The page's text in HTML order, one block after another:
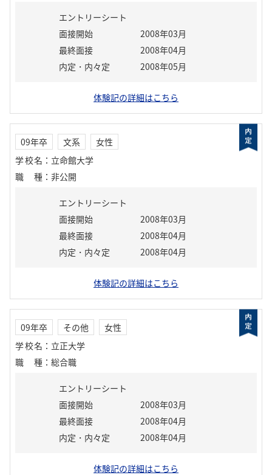
エントリーシート
面接開始
2008年03月
最終面接
2008年04月
内定・内々定
2008年05月
体験記の詳細はこちら
09年卒 文系
女性
学校名 ： 立命館大学
職種 ： 非公開
エントリーシート
面接開始
2008年03月
最終面接
2008年04月
内定・内々定
2008年04月
体験記の詳細はこちら
09年卒 その他
女性
学校名 ： 立正大学
職種 ： 総合職
エントリーシート
面接開始
2008年03月
最終面接
2008年04月
内定・内々定
2008年04月
体験記の詳細はこちら